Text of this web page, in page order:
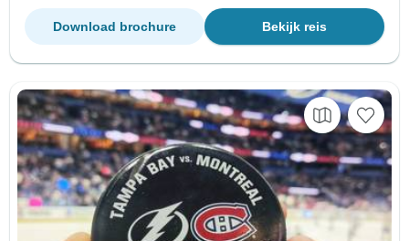
Bekijk reis
Download brochure